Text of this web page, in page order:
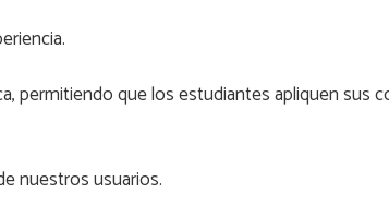
permitiendo que los estudiantes apliquen sus
nuestros usuarios.